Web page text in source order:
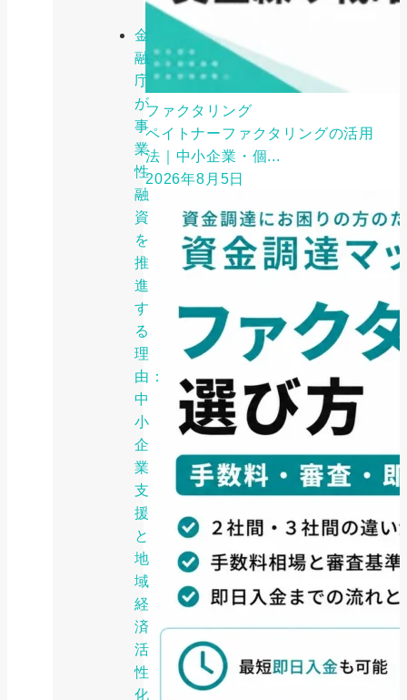
金
融
庁
が
事
業
性
融
資
を
推
進
す
る
理
由：
中
小
企
業
支
援
と
地
域
経
済
活
性
化
ファクタリング
ペイトナーファクタリングの活用
法｜中小企業・個...
2026年8月5日